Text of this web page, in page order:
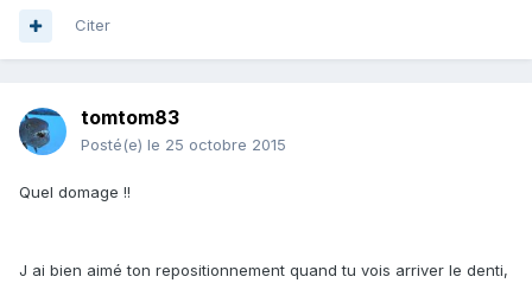
Citer
tomtom83
Posté(e) le 25 octobre 2015
Quel domage !!
J ai bien aimé ton repositionnement quand tu vois arriver le denti,